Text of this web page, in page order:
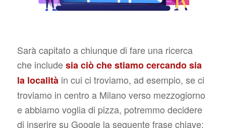
Sarà capitato a chiunque di fare una ricerca
che includesia ciò che stiamo cercando sia
la località in cui ci troviamo, ad esempio, se ci
troviamo in centro a Milano verso mezzogiorno
e abbiamo voglia di pizza, potremmo decidere
di inserire su Google la seguente frase chiave: